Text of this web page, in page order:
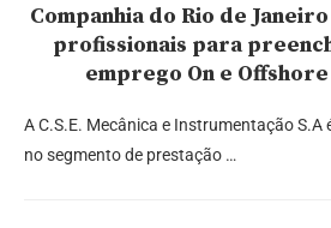
Companhia do Rio de
profissionais para
emprego On e
A C.S.E. Mecânica e Instrumentação S.A
no segmento de prestação …